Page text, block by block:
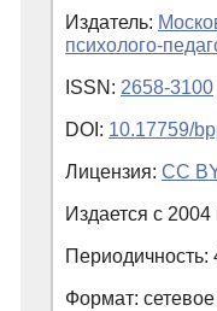
Издатель:
психолого-
ISSN: 2658-3100
DOI: 10.17759/
Лицензия: CC
Издается с 2004
Периодичность:
Формат: